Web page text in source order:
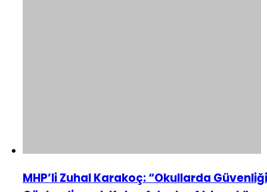
MHP’li Zuhal Karakoç: “Okullarda Güvenliği